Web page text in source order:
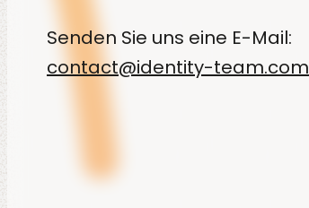
Senden Sie uns eine E-Mail:
contact@identity-team.com